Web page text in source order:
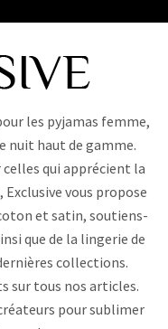
les pyjamas femme,
nuit haut de gamme.
qui apprécient la
vous propose
et satin, soutiens-
que de la lingerie de
collections.
sur tous nos articles.
pour sublimer